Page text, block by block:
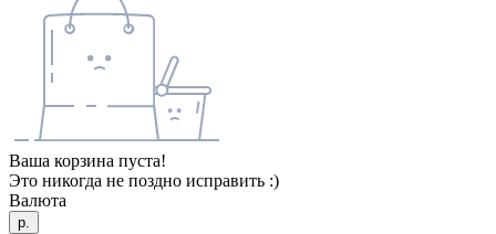
Ваша корзина пуста!
Это никогда не поздно исправить :)
Валюта
р.